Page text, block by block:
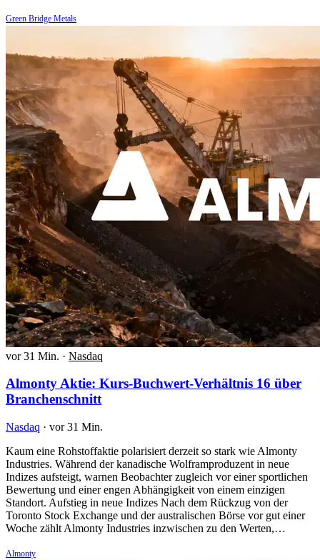
Green Bridge Metals
vor 31 Min. · Nasdaq
Almonty Aktie: Kurs-Buchwert-Verhältnis 16 über
Branchenschnitt
Nasdaq · vor 31 Min.
Kaum eine Rohstoffaktie polarisiert derzeit so stark wie Almonty
Industries. Während der kanadische Wolframproduzent in neue
Indizes aufsteigt, warnen Beobachter zugleich vor einer sportlichen
Bewertung und einer engen Abhängigkeit von einem einzigen
Standort. Aufstieg in neue Indizes Nach dem Rückzug von der
Toronto Stock Exchange und der australischen Börse vor gut einer
Woche zählt Almonty Industries inzwischen zu den Werten,…
Almonty